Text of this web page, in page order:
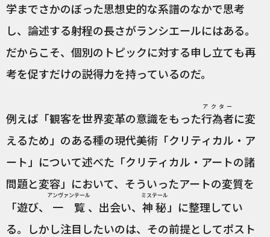
学までさかのぼった思想史的な系譜のなかで思考
し、論述する射程の長さがランシエールにはある。
だからこそ、個別のトピックに対する申し立ても再
考を促すだけの説得力を持っているのだ。
例えば「観客を世界変革の意識をもった行為者
アクター
に変
えるため」のある種の現代美術「クリティカル・ア
ート」について述べた「クリティカル・アートの諸
問題と変容」において、そういったアートの変質を
「遊び、
一覧
アンヴァンテール
、出会い、 神秘
ミステール
」に整理してい
る。しかし注目したいのは、その前提としてポスト